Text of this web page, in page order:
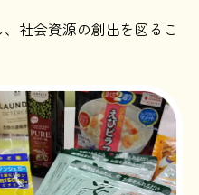
社会資源の創出を図るこ